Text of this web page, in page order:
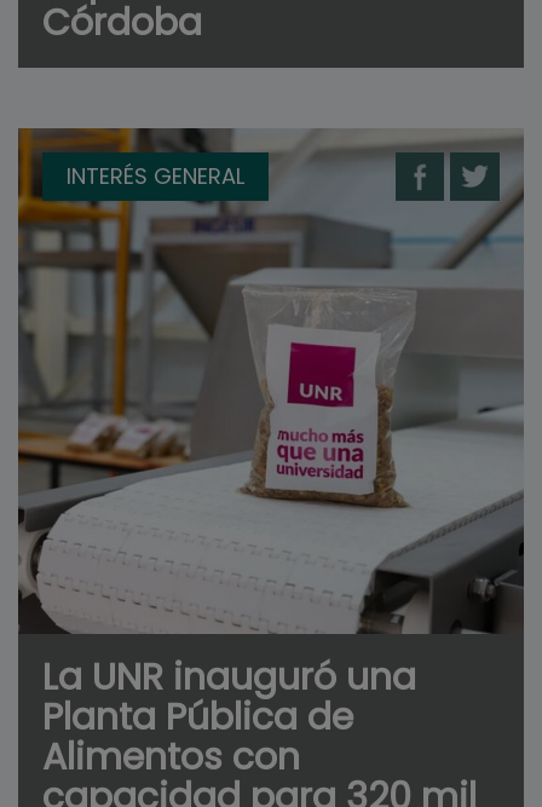
Córdoba
INTERÉS GENERAL
La UNR inauguró una
Planta Pública de
Alimentos con